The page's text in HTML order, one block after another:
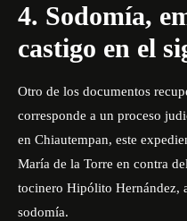
4. Sodomía,
castigo en el
Otro de los documentos
corresponde a un proceso
en Chiautempan, este
María de la Torre en contra
tocinero Hipólito Hernández,
sodomía.